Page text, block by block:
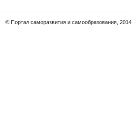
© Портал саморазвития и самообразования, 2014